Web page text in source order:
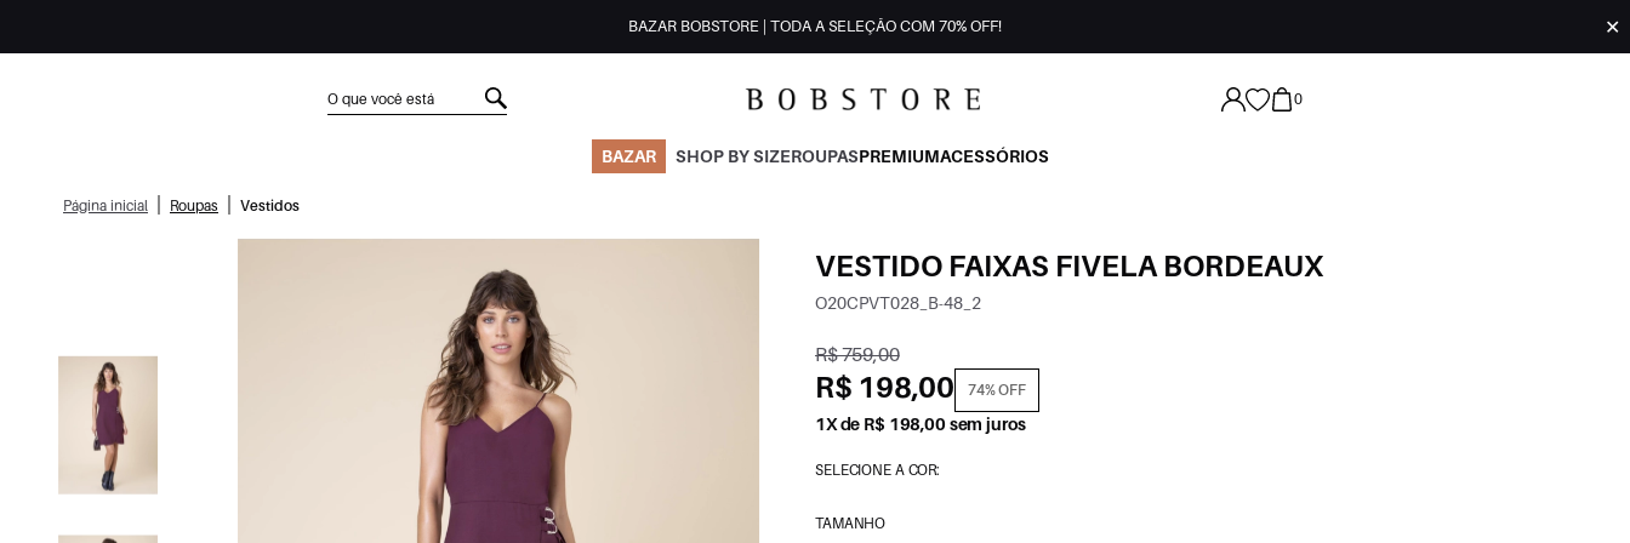
BAZAR BOBSTORE | TODA A SELEÇÃO COM 70% OFF! ✕
0
BAZAR SHOP BY SIZEROUPASPREMIUMACESSÓRIOS
Página inicial Roupas Vestidos
VESTIDO FAIXAS FIVELA BORDEAUX
O20CPVT028_B-48_2
R$ 759,00
R$ 198,00 74% OFF
1X de R$ 198,00 sem juros
SELECIONE A COR:
TAMANHO